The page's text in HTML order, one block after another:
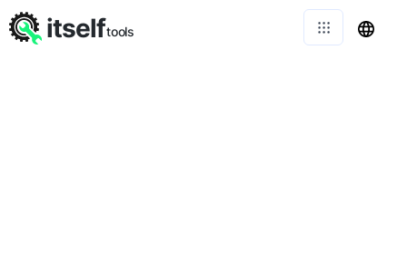
itselftools